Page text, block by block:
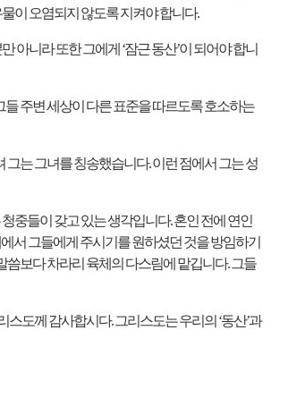
이 오염되지 않도록 지켜야 합니다.
아니라 또한 그에게 ‘잠근 동산’이 되어야 합니
들 주변 세상이 다른 표준을 따르도록 호소하는
그는 그녀를 칭송했습니다.이런 점에서 그는 성
중들이 갖고 있는 생각입니다.혼인 전에 연인
서 그들에게 주시기를 원하셨던 것을 방임하기
씀보다 차라리 육체의 다스림에 맡깁니다.그들
스도께 감사합시다.그리스도는 우리의 ‘동산’과